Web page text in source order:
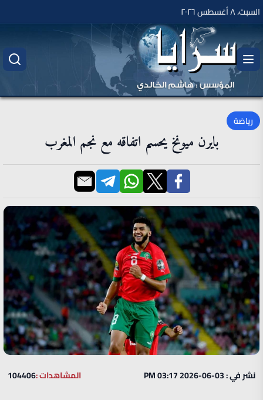
السبت، ٨ أغسطس ٢٠٢٦
رياضة
بايرن ميونخ يحسم اتفاقه مع نجم المغرب
نشر في : 03-06-2026 03:17 PM المشاهدات :104406